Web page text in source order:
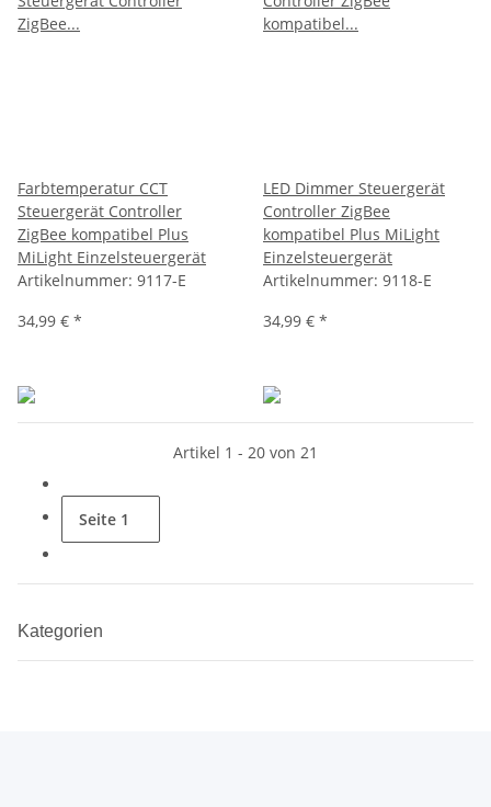
Farbtemperatur CCT
Steuergerät Controller
ZigBee kompatibel Plus
MiLight Einzelsteuergerät
Artikelnummer: 9117-E
34,99 € *
LED Dimmer Steuergerät
Controller ZigBee
kompatibel Plus MiLight
Einzelsteuergerät
Artikelnummer: 9118-E
34,99 € *
Artikel 1 - 20 von 21
Seite 1
Kategorien